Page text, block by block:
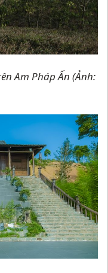
Am Pháp Ấn (Ảnh: